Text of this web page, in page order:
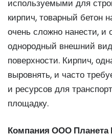
используемыми для
кирпич, товарный бетон
очень сложно нанести, и
однородный внешний
поверхности. Кирпич,
выровнять, и часто
и ресурсов для
площадку.
Компания ООО Планета